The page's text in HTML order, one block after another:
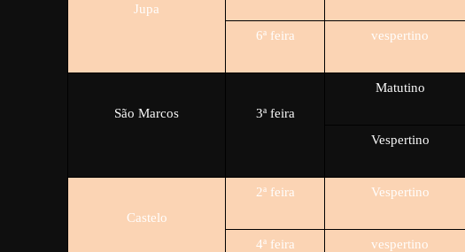
Jupa
6ª feira vespertino
São Marcos 3ª feira
Matutino
Vespertino
Castelo
2ª feira Vespertino
4ª feira vespertino